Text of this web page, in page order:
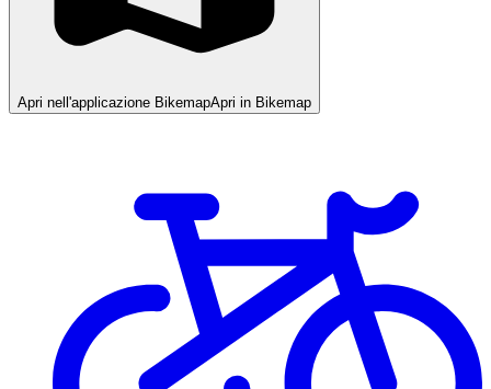
Apri nell'applicazione BikemapApri in Bikemap